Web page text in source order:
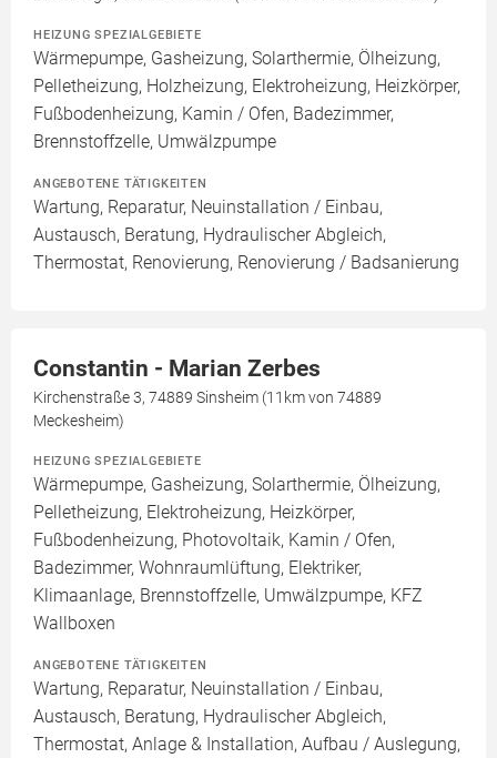
HEIZUNG SPEZIALGEBIETE
Wärmepumpe, Gasheizung, Solarthermie, Ölheizung,
Pelletheizung, Holzheizung, Elektroheizung, Heizkörper,
Fußbodenheizung, Kamin / Ofen, Badezimmer,
Brennstoffzelle, Umwälzpumpe
ANGEBOTENE TÄTIGKEITEN
Wartung, Reparatur, Neuinstallation / Einbau,
Austausch, Beratung, Hydraulischer Abgleich,
Thermostat, Renovierung, Renovierung / Badsanierung
Constantin - Marian Zerbes
Kirchenstraße 3, 74889 Sinsheim (11km von 74889
Meckesheim)
HEIZUNG SPEZIALGEBIETE
Wärmepumpe, Gasheizung, Solarthermie, Ölheizung,
Pelletheizung, Elektroheizung, Heizkörper,
Fußbodenheizung, Photovoltaik, Kamin / Ofen,
Badezimmer, Wohnraumlüftung, Elektriker,
Klimaanlage, Brennstoffzelle, Umwälzpumpe, KFZ
Wallboxen
ANGEBOTENE TÄTIGKEITEN
Wartung, Reparatur, Neuinstallation / Einbau,
Austausch, Beratung, Hydraulischer Abgleich,
Thermostat, Anlage & Installation, Aufbau / Auslegung,